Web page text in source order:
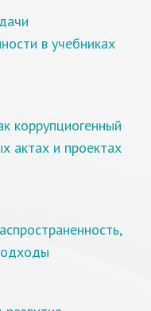
в учебниках
коррупциогенный
актах и проектах